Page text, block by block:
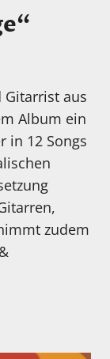
aus
Album ein
in 12 Songs
zudem